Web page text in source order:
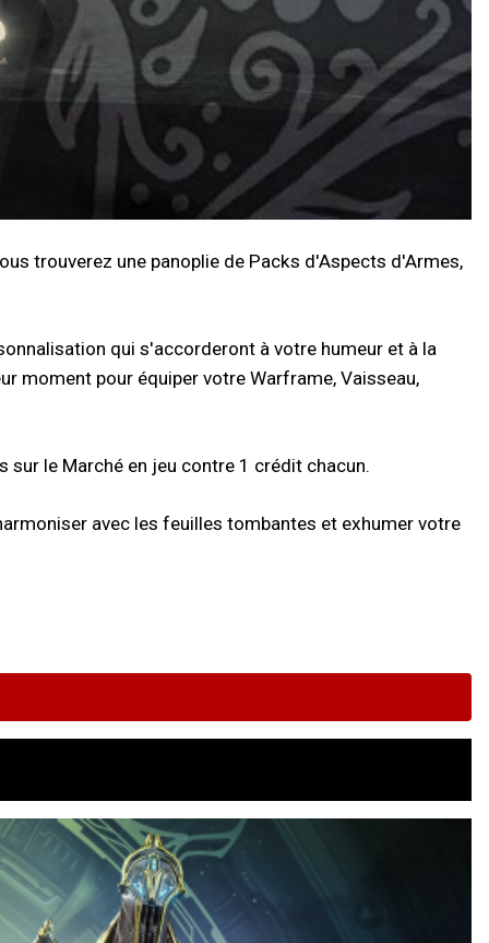
trouverez une panoplie de Packs d'Aspects d'Armes,
qui s'accorderont à votre humeur et à la
moment pour équiper votre Warframe, Vaisseau,
sur le Marché en jeu contre 1 crédit chacun.
avec les feuilles tombantes et exhumer votre